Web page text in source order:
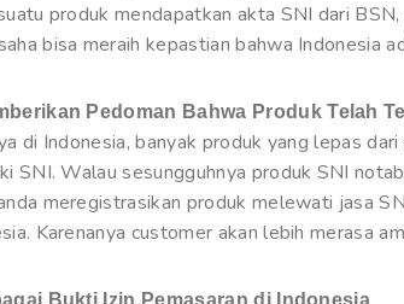
produk mendapatkan akta SNI dari
bisa meraih kepastian bahwa Indonesia
Pedoman Bahwa Produk Telah
di Indonesia, banyak produk yang lepas
SNI. Walau sesungguhnya produk SNI
meregistrasikan produk melewati jasa
Karenanya customer akan lebih merasa
Bukti Izin Pemasaran di Indonesia